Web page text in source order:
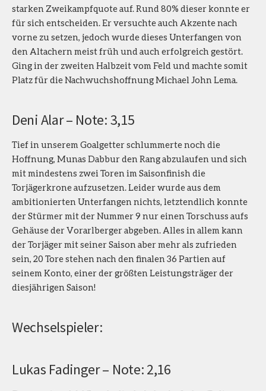
starken Zweikampfquote auf. Rund 80% dieser konnte er
für sich entscheiden. Er versuchte auch Akzente nach
vorne zu setzen, jedoch wurde dieses Unterfangen von
den Altachern meist früh und auch erfolgreich gestört.
Ging in der zweiten Halbzeit vom Feld und machte somit
Platz für die Nachwuchshoffnung Michael John Lema.
Deni Alar – Note: 3,15
Tief in unserem Goalgetter schlummerte noch die
Hoffnung, Munas Dabbur den Rang abzulaufen und sich
mit mindestens zwei Toren im Saisonfinish die
Torjägerkrone aufzusetzen. Leider wurde aus dem
ambitionierten Unterfangen nichts, letztendlich konnte
der Stürmer mit der Nummer 9 nur einen Torschuss aufs
Gehäuse der Vorarlberger abgeben. Alles in allem kann
der Torjäger mit seiner Saison aber mehr als zufrieden
sein, 20 Tore stehen nach den finalen 36 Partien auf
seinem Konto, einer der größten Leistungsträger der
diesjährigen Saison!
Wechselspieler:
Lukas Fadinger – Note: 2,16